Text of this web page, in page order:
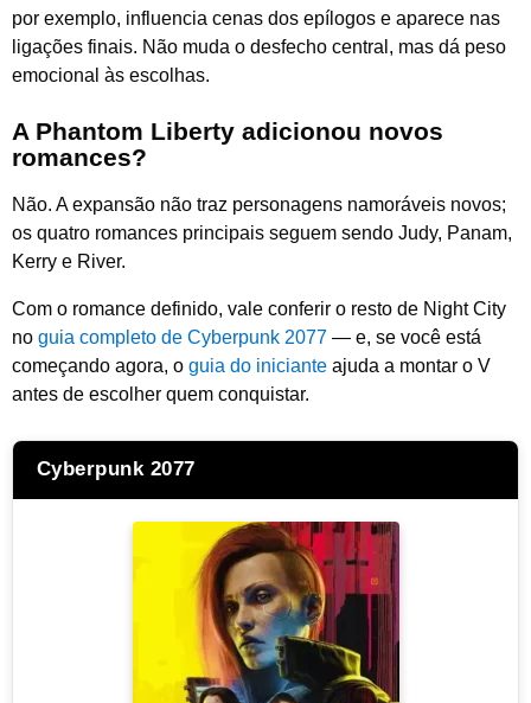
por exemplo, influencia cenas dos epílogos e aparece nas
ligações finais. Não muda o desfecho central, mas dá peso
emocional às escolhas.
A Phantom Liberty adicionou novos
romances?
Não. A expansão não traz personagens namoráveis novos;
os quatro romances principais seguem sendo Judy, Panam,
Kerry e River.
Com o romance definido, vale conferir o resto de Night City
no guia completo de Cyberpunk 2077 — e, se você está
começando agora, o guia do iniciante ajuda a montar o V
antes de escolher quem conquistar.
Cyberpunk 2077